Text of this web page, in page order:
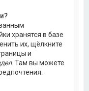
хранятся в базе
их, щёлкните
и
. Там вы можете